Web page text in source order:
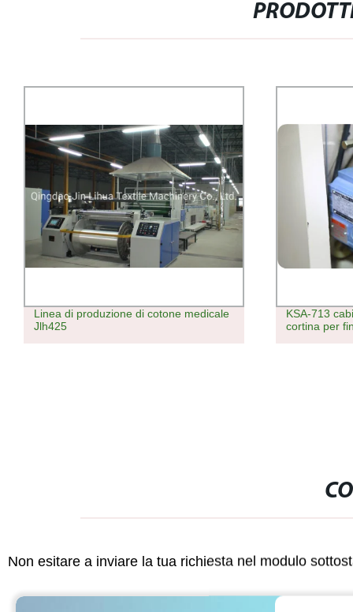
KSA-713 cabina Air Jet per tessuti a
cortina per finestre intrecciate
Distributore
potenza
Non esitare a inviare la tua richiesta nel modulo